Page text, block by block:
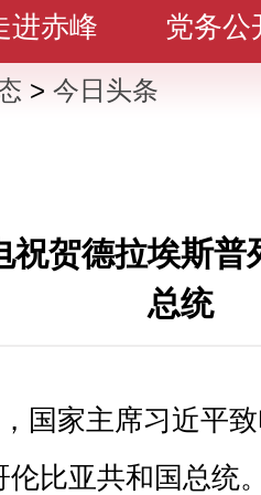
进赤峰 党务公
民互动
> 今日头条
祝贺德拉埃斯普
总统
国家主席习近平
伦比亚共和国总统